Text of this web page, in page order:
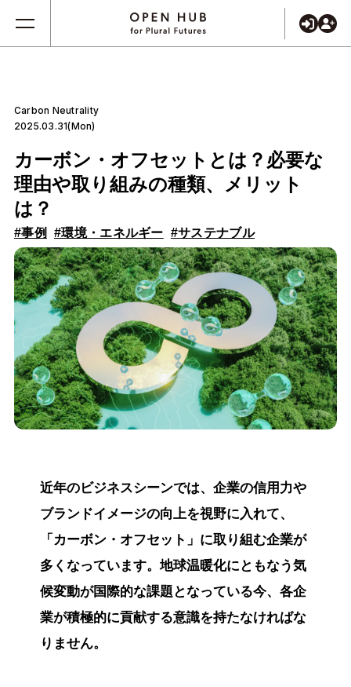
Carbon Neutrality
2025.03.31(Mon)
カーボン・オフセットとは？必要な
理由や取り組みの種類、メリット
は？
#事例 #環境・エネルギー #サステナブル
近年のビジネスシーンでは、企業の信用力や
ブランドイメージの向上を視野に入れて、
「カーボン・オフセット」に取り組む企業が
多くなっています。地球温暖化にともなう気
候変動が国際的な課題となっている今、各企
業が積極的に貢献する意識を持たなければな
りません。